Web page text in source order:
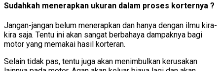
Sudahkah menerapkan ukuran dalam proses korternya ?
Jangan-jangan belum menerapkan dan hanya dengan ilmu kira-
kira saja. Tentu ini akan sangat berbahaya dampaknya bagi
motor yang memakai hasil korteran.
Selain tidak pas, tentu juga akan menimbulkan kerusakan